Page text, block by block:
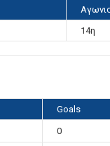
14η
Goals
0